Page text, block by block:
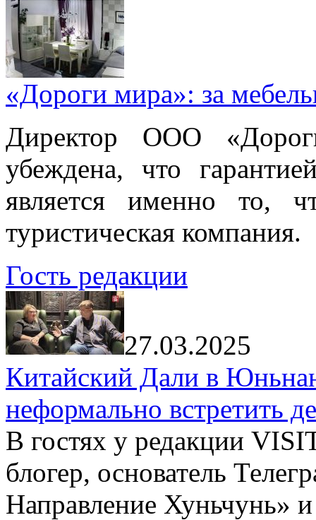
«Дороги мира»: за
Директор ООО
убеждена, что
является именно то,
туристическая компания.
Гость редакции
27.03.2025
Китайский Дали в
неформально встретить
В гостях у редакции
блогер, основатель
Направление Хуньчунь»